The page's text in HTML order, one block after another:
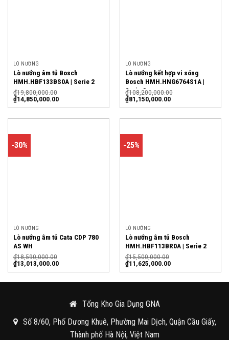
LÒ NƯỚNG
Lò nướng âm tủ Bosch
HMH.HBF133BS0A | Serie 2
₫19,800,000.00
₫14,850,000.00
LÒ NƯỚNG
Lò nướng kết hợp vi sóng
Bosch HMH.HNG6764S1A |
Serie 8
₫108,200,000.00
₫81,150,000.00
-30%
LÒ NƯỚNG
Lò nướng âm tủ Cata CDP 780
AS WH
₫18,590,000.00
₫13,013,000.00
-25%
LÒ NƯỚNG
Lò nướng âm tủ Bosch
HMH.HBF113BR0A | Serie 2
₫15,500,000.00
₫11,625,000.00
Tổng Kho Gia Dụng GNA
Số 8/60, Phố Dương Khuê, Phường Mai Dịch, Quận Cầu Giấy,
Thành phố Hà Nội, Việt Nam